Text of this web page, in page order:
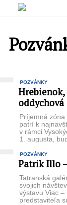
POZVÁNKY
oddychová
Príjemná
patrí k
v rámci
1. augusta,
POZVÁNKY
Patrik Illo
Tatranská
svojich
výstavu Viac –
predstaviteľa